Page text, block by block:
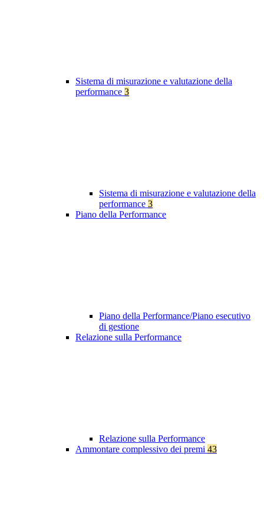
Sistema di misurazione e valutazione della
performance 3
Sistema di misurazione e valutazione della
performance 3
Piano della Performance
Piano della Performance/Piano esecutivo
di gestione
Relazione sulla Performance
Relazione sulla Performance
Ammontare complessivo dei premi 43